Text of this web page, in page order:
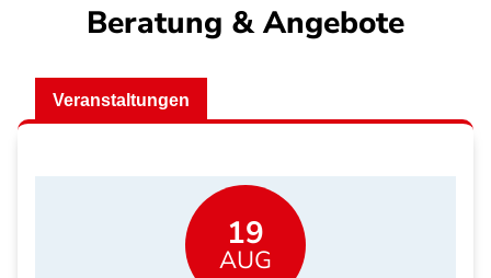
Beratung & Angebote
Veranstaltungen
19
AUG